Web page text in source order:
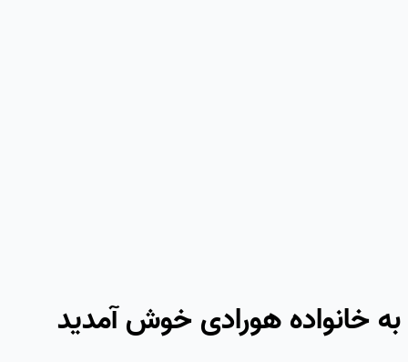
به خانواده هورادی خوش آمدید